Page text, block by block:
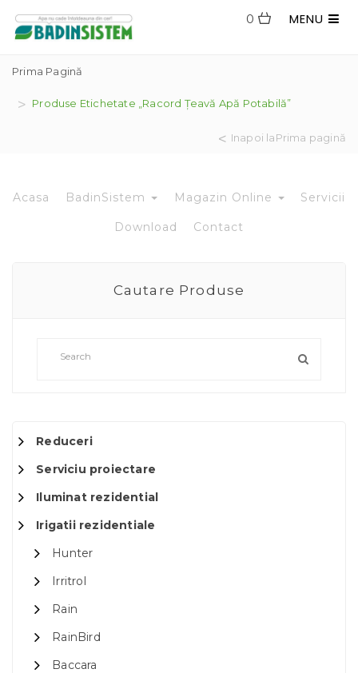
MENU
0
Prima Pagină
Produse Etichetate „racord Țeavă Apă Potabilă”
Inapoi laPrima pagină
Acasa BadinSistem Magazin Online Servicii
Download Contact
Cautare Produse
Reduceri
Serviciu proiectare
Iluminat rezidential
Irigatii rezidentiale
Hunter
Irritrol
Rain
RainBird
Baccara